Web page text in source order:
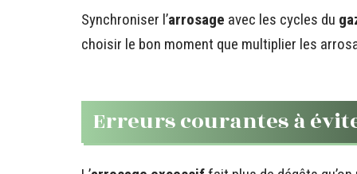
Synchroniser l’arrosage avec les cycles du
choisir le bon moment que multiplier les
Erreurs courantes à